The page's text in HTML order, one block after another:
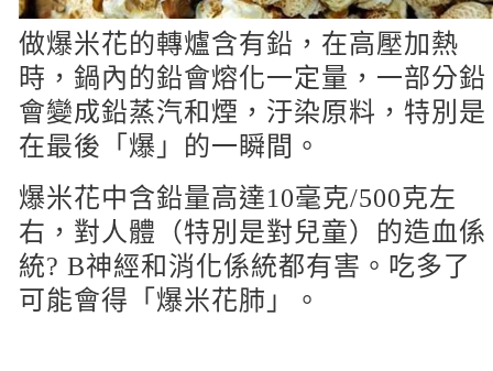
做爆米花的轉爐含有鉛，在高壓加熱
時，鍋內的鉛會熔化一定量，一部分鉛
會變成鉛蒸汽和煙，汙染原料，特別是
在最後「爆」的一瞬間。
爆米花中含鉛量高達10毫克/500克左
右，對人體（特別是對兒童）的造血係
統? B神經和消化係統都有害。吃多了
可能會得「爆米花肺」。